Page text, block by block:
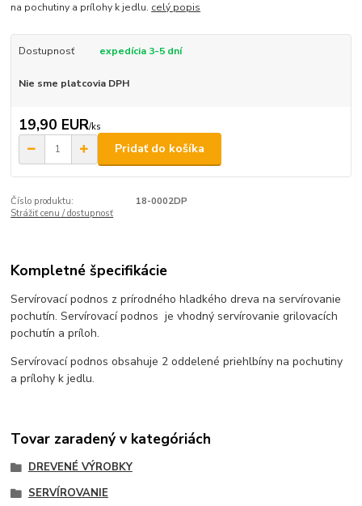
na pochutiny a prílohy k jedlu. celý popis
Dostupnosť expedícia 3-5 dní
Nie sme platcovia DPH
19,90 EUR/ks
Pridať do košíka
Číslo produktu:
18-0002DP
Strážiť cenu / dostupnosť
Kompletné špecifikácie
Servírovací podnos z prírodného hladkého dreva na servírovanie
pochutín. Servírovací podnos je vhodný servírovanie grilovacích
pochutín a príloh.
Servírovací podnos obsahuje 2 oddelené priehlbíny na pochutiny
a prílohy k jedlu.
Tovar zaradený v kategóriách
DREVENÉ VÝROBKY
SERVÍROVANIE